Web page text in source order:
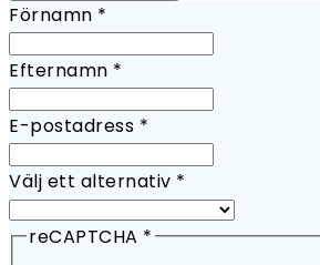
Förnamn *
Efternamn *
E-postadress *
Välj ett alternativ *
reCAPTCHA *